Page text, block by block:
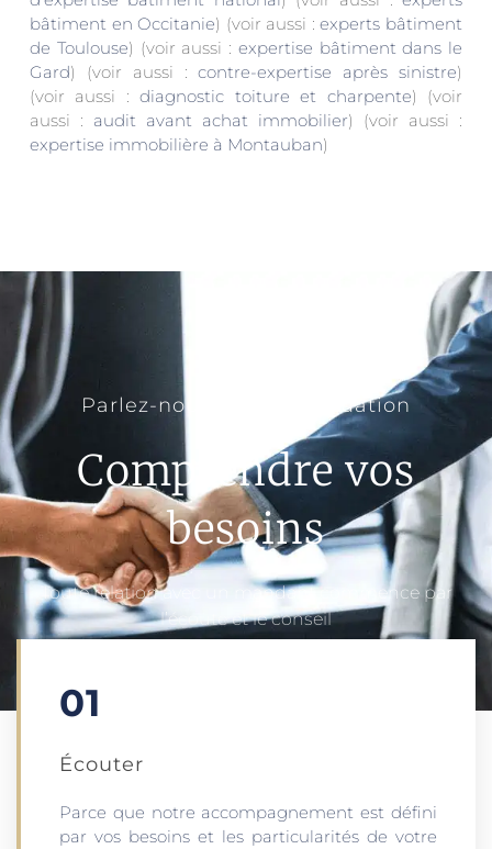
bâtiment en Occitanie) (voir aussi :experts bâtiment
de Toulouse) (voir aussi : expertise bâtiment dans le
Gard) (voir aussi :contre-expertise après sinistre)
(voir aussi :diagnostic toiture et charpente) (voir
aussi : audit avant achat immobilier) (voir aussi :
expertise immobilière à Montauban)
Parlez-nous de votre situation
Comprendre vos
besoins
Toute relation avec un mandant commence par
l’écoute et le conseil
01
Écouter​
Parce que notre accompagnement est défini
par vos besoins et les particularités de votre